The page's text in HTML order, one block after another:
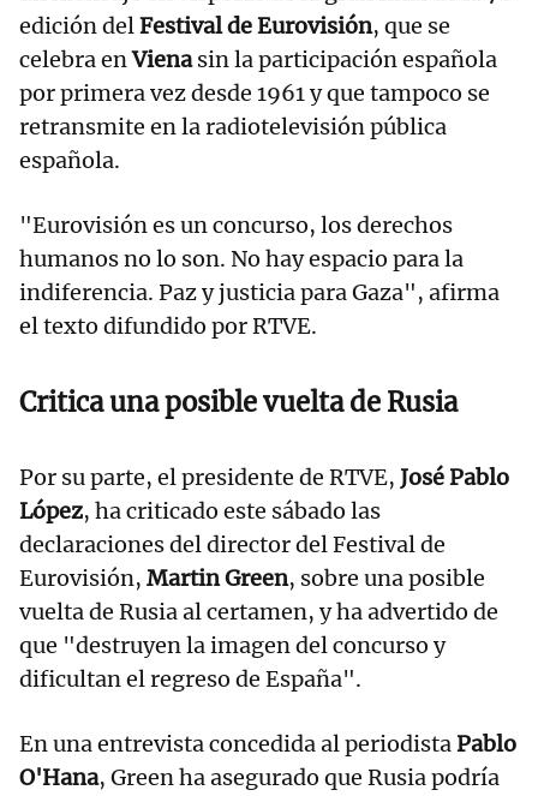
edición delFestival de Eurovisión, que se
celebra enVienasin la participación española
por primera vez desde 1961 y que tampoco se
retransmite en la radiotelevisión pública
española.
"Eurovisión es un concurso, los derechos
humanos no lo son. No hay espacio para la
indiferencia. Paz y justicia para Gaza", afirma
el texto difundido por RTVE.
Critica una posible vuelta de Rusia
Por su parte, el presidente de RTVE, José Pablo
López, ha criticado este sábado las
declaraciones del director del Festival de
Eurovisión, Martin Green, sobre una posible
vuelta de Rusia al certamen, y ha advertido de
que "destruyen la imagen del concurso y
dificultan el regreso de España".
En una entrevista concedida al periodistaPablo
O'Hana, Green ha asegurado que Rusia podría